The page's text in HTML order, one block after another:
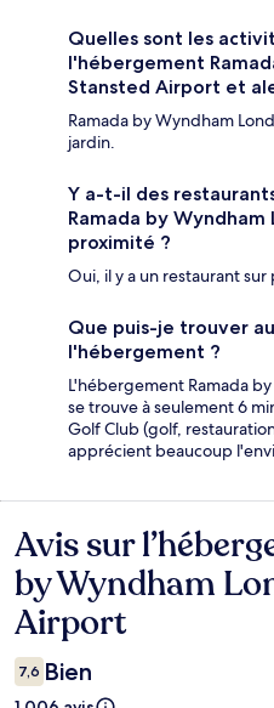
Quelles sont les
l'hébergement
Stansted Airport et
Ramada by Wyndham
jardin.
Y a-t-il des
Ramada by
proximité ?
Oui, il y a un restaurant sur
Que puis-je trouver
l'hébergement ?
L'hébergement Ramada
se trouve à seulement 6
Golf Club (golf,
apprécient beaucoup
Avis
Avis sur
by Wyndham
Airport
7,6 Bien